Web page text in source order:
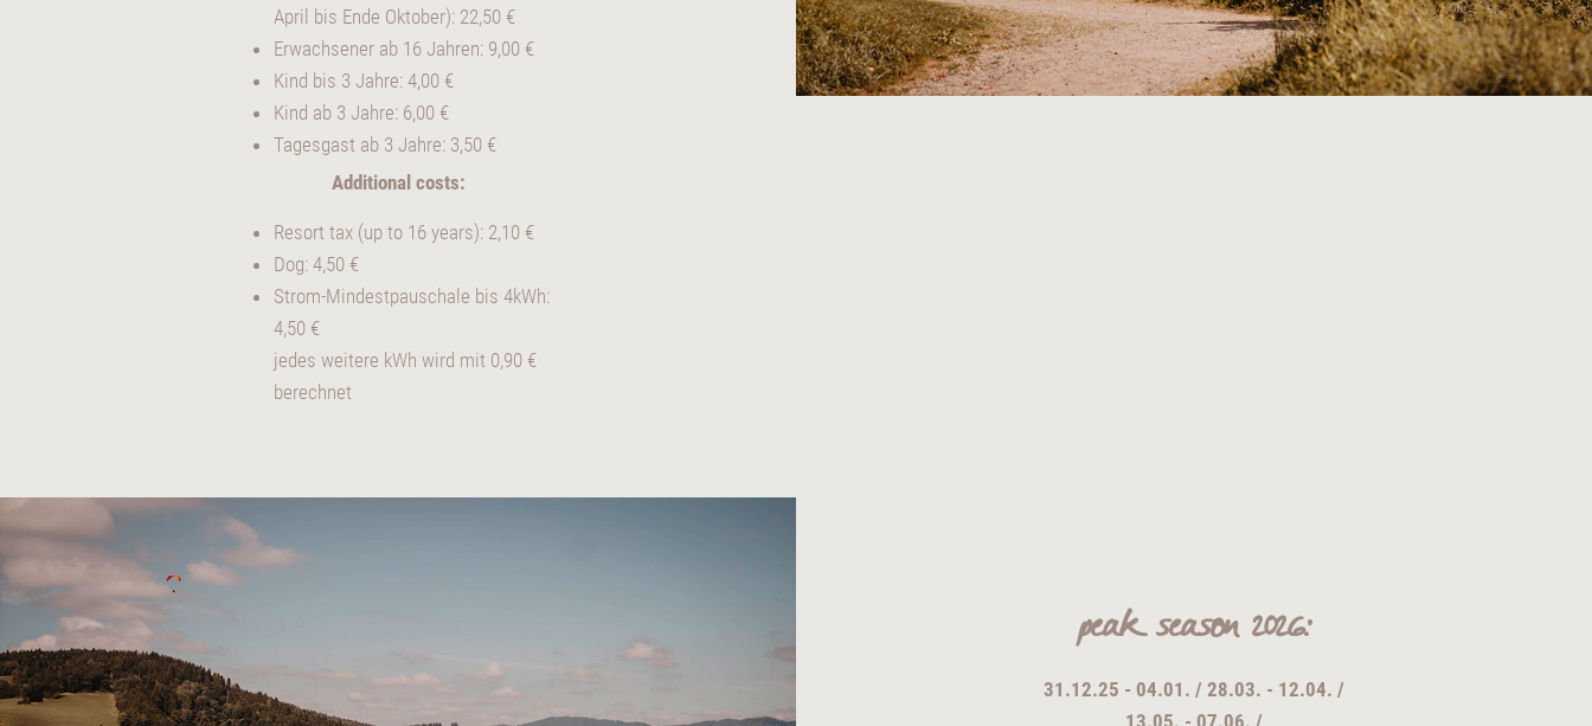
April bis Ende Oktober): 22,50 €
Erwachsener ab 16 Jahren: 9,00 €
Kind bis 3 Jahre: 4,00 €
Kind ab 3 Jahre: 6,00 €
Tagesgast ab 3 Jahre: 3,50 €
Additional costs:
Resort tax (up to 16 years): 2,10 €
Dog: 4,50 €
Strom-Mindestpauschale bis 4kWh:
4,50 €
jedes weitere kWh wird mit 0,90 €
berechnet
peak season 2026:
31.12.25 - 04.01. / 28.03. - 12.04. /